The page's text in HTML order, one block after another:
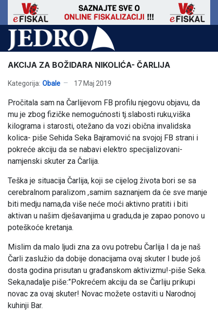
AKCIJA ZA BOŽIDARA NIKOLIĆA- ČARLIJA
Kategorija: Obale 17 Maj 2019
Pročitala sam na Čarlijevom FB profilu njegovu objavu, da
mu je zbog fizičke nemogućnosti tj.slabosti ruku,viška
kilograma i starosti, otežano da vozi obična invalidska
kolica- piše Sehida Seka Bajramović na svojoj FB strani i
pokreće akciju da se nabavi elektro specijalizovani-
namjenski skuter za Čarlija.
Teška je situacija Čarlija, koji se cijelog života bori se sa
cerebralnom paralizom ,samim saznanjem da će sve manje
biti medju nama,da više neće moći aktivno pratiti i biti
aktivan u našim dješavanjima u gradu,da je zapao ponovo u
poteškoće kretanja.
Mislim da malo ljudi zna za ovu potrebu Čarlija I da je naš
Čarli zaslužio da dobije donacijama ovaj skuter I bude još
dosta godina prisutan u građanskom aktivizmu!-piše Seka.
Seka,nadalje piše:”Pokrećem akciju da se Čarliju prikupi
novac za ovaj skuter! Novac možete ostaviti u Narodnoj
kuhinji Bar.